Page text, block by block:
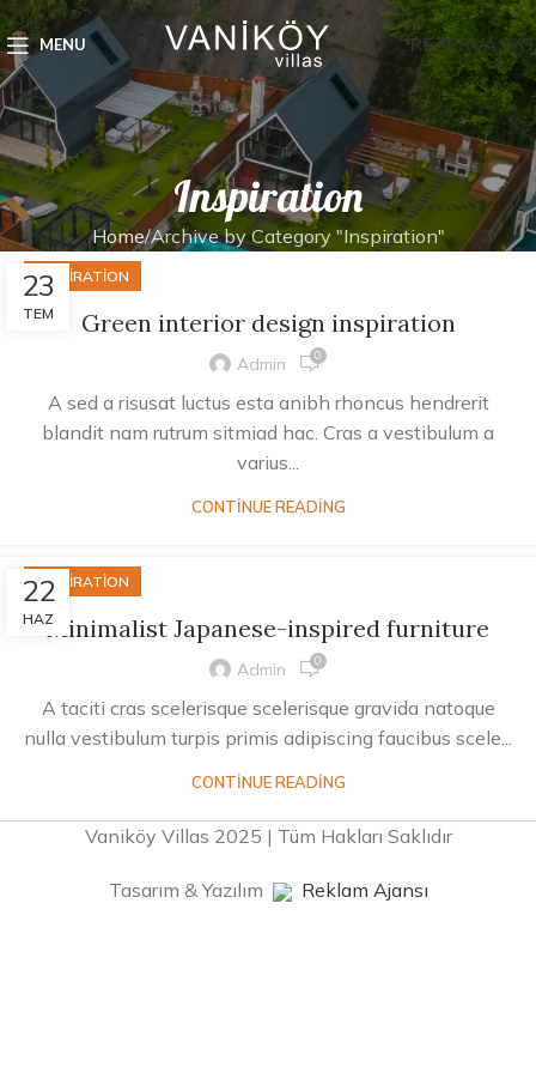
MENU
Inspiration
Home Archive by Category "Inspiration"
23
TEM
INSPIRATION
Green interior design inspiration
Admin 0
A sed a risusat luctus esta anibh rhoncus hendrerit
blandit nam rutrum sitmiad hac. Cras a vestibulum a
varius...
CONTINUE READING
22
HAZ
INSPIRATION
Minimalist Japanese-inspired furniture
Admin 0
A taciti cras scelerisque scelerisque gravida natoque
nulla vestibulum turpis primis adipiscing faucibus scele...
CONTINUE READING
Vaniköy Villas 2025 | Tüm Hakları Saklıdır
Tasarım & Yazılım Reklam Ajansı